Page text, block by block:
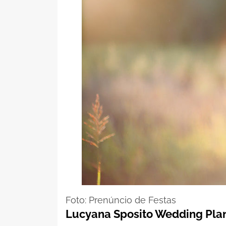
Foto: Prenúncio de Festas
Lucyana Sposito Wedding